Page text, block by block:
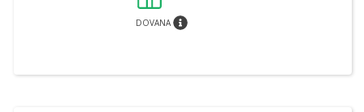
DOVANApatarimas